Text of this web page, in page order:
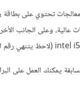
يمكنك العمل على